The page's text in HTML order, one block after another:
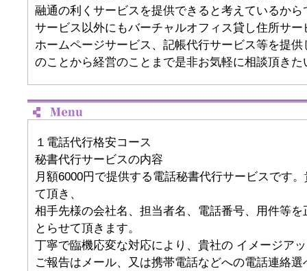
融通の利くサービスを提供できると考えているか
サービス以外にもバーチャルオフィス貸し住所サ
ホームページサービス、記帳代行サービス等を提
のことから経営のことまで是非お気軽に相談頂きた
１電話代行格安コース
秘書代行サービスの内容
月額6000円で提供する電話秘書代行サービスです
て頂き、
相手先様の会社名、担当者名、電話番号、用件等
とらせて頂きます。
丁寧で臨機応変な対応により、貴社の イメージア
ご報告はメール、又は携帯電話などへの電話連絡選